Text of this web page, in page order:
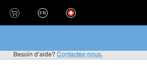
FR
Besoin d'aide? Contactez-nous.